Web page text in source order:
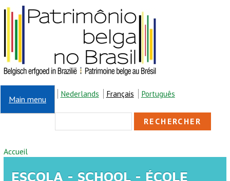
Aller au contenu principal
Main menu
Nederlands Français Português
FORMULAIRE DE
RECHERCHE
VOUS ÊTES ICI
Accueil
ESCOLA - SCHOOL - ÉCOLE